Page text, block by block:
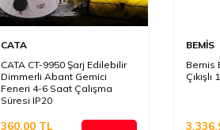
CATA
CATA CT-9950 Şarj Edilebilir
Dimmerli Abant Gemici
Feneri 4-6 Saat Çalışma
Süresi IP20
360,00 TL
BEMİS
Bemis